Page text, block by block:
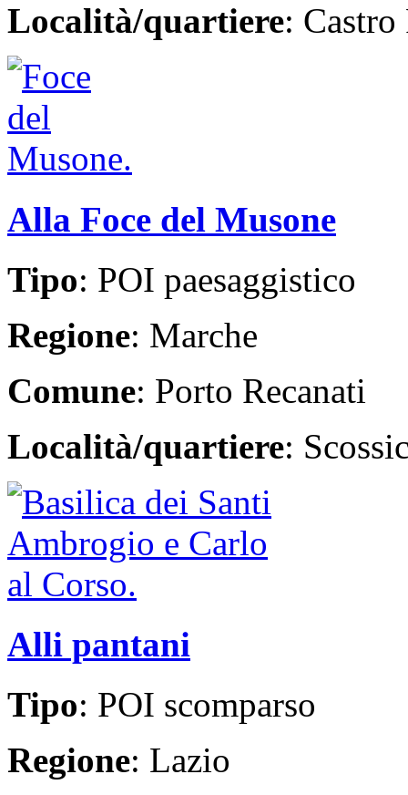
Località/quartiere:
Alla Foce del Musone
Tipo: POI paesaggistico
Regione: Marche
Comune: Porto Recanati
Località/quartiere:
Alli pantani
Tipo: POI scomparso
Regione: Lazio